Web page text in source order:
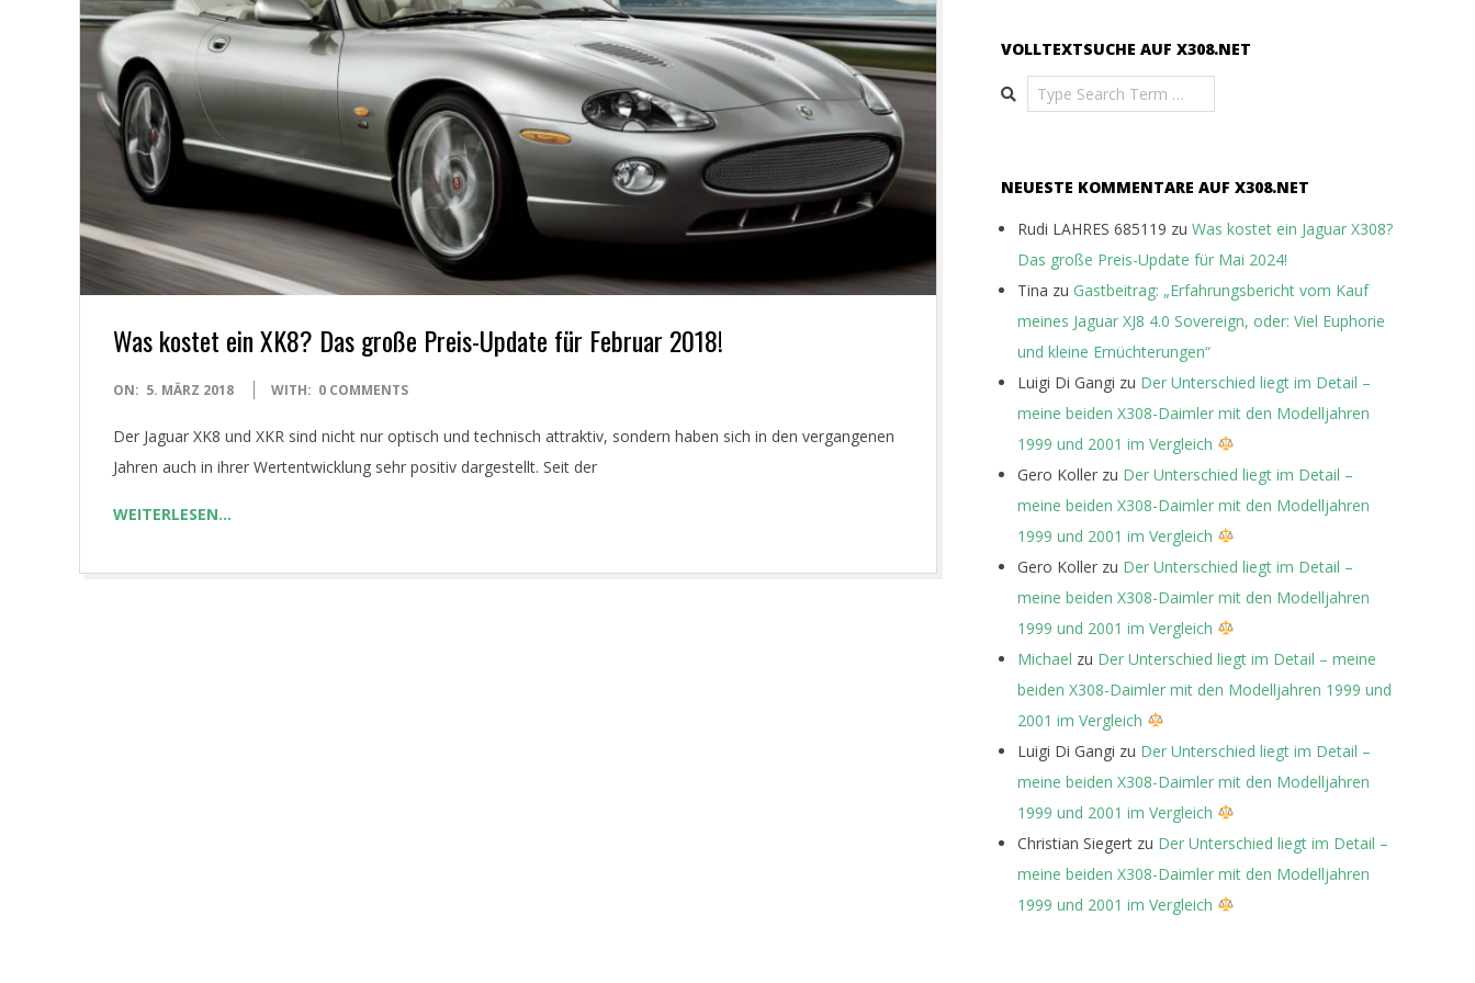
E
T
Was kostet ein XK8? Das große Preis-Update für Februar 2018!
2018-
05
ON: 5. MÄRZ 2018 WITH: 0 COMMENTS
Der Jaguar XK8 und XKR sind nicht nur optisch und technisch attraktiv, sondern haben sich in den vergangenen
Jahren auch in ihrer Wertentwicklung sehr positiv dargestellt. Seit der
WEITERLESEN…
VOLLTEXTSUCHE AUF X308.NET
Search
NEUESTE KOMMENTARE AUF X308.NET
Rudi LAHRES 685119 zu Was kostet ein Jaguar X308?
Das große Preis-Update für Mai 2024!
Tina zu Gastbeitrag: „Erfahrungsbericht vom Kauf
meines Jaguar XJ8 4.0 Sovereign, oder: Viel Euphorie
und kleine Ernüchterungen“
Luigi Di Gangi zu Der Unterschied liegt im Detail –
meine beiden X308-Daimler mit den Modelljahren
1999 und 2001 im Vergleich
Gero Koller zu Der Unterschied liegt im Detail –
meine beiden X308-Daimler mit den Modelljahren
1999 und 2001 im Vergleich
Gero Koller zu Der Unterschied liegt im Detail –
meine beiden X308-Daimler mit den Modelljahren
1999 und 2001 im Vergleich
Michael zu Der Unterschied liegt im Detail – meine
beiden X308-Daimler mit den Modelljahren 1999 und
2001 im Vergleich
Luigi Di Gangi zu Der Unterschied liegt im Detail –
meine beiden X308-Daimler mit den Modelljahren
1999 und 2001 im Vergleich
Christian Siegert zu Der Unterschied liegt im Detail –
meine beiden X308-Daimler mit den Modelljahren
1999 und 2001 im Vergleich